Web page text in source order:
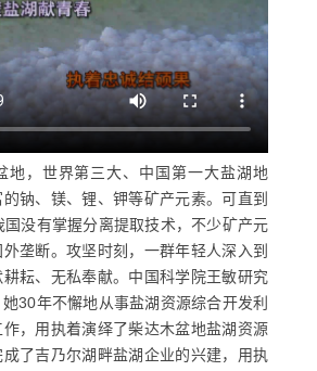
，世界第三大、中国第一大盐湖地
钠、镁、锂、钾等矿产元素。可直到
国没有掌握分离提取技术，不少矿产元
垄断。攻坚时刻，一群年轻人深入到
耘、无私奉献。中国科学院王敏研究
30年不懈地从事盐湖资源综合开发利
，用执着演绎了柴达木盆地盐湖资源
了吉乃尔湖畔盐湖企业的兴建，用执